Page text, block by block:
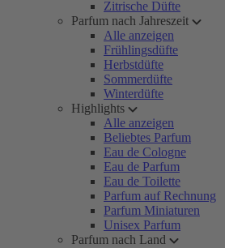
Zitrische Düfte
Parfum nach Jahreszeit
Alle anzeigen
Frühlingsdüfte
Herbstdüfte
Sommerdüfte
Winterdüfte
Highlights
Alle anzeigen
Beliebtes Parfum
Eau de Cologne
Eau de Parfum
Eau de Toilette
Parfum auf Rechnung
Parfum Miniaturen
Unisex Parfum
Parfum nach Land